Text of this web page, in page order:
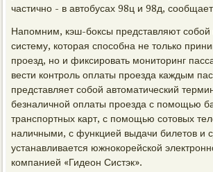
частично - в автобусах 98ц и 98д,
Напомним, кэш-боксы представляют собой
систему, которая способна не только
проезд, но и фиксировать мониторинг
вести контроль оплаты проезда каждым
представляет собой автоматический
безналичной оплаты проезда с помощью
транспортных карт, с помощью сотовых
наличными, с функцией выдачи билетов и
устанавливается южнокорейской
компанией «Гидеон Систэк».